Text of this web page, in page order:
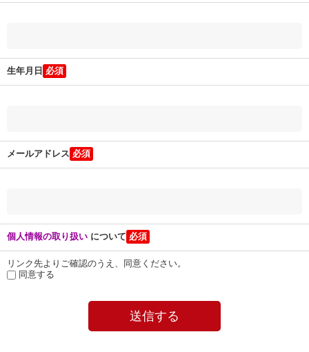
生年月日
メールアドレス
個人情報の取り扱い について
リンク先よりご確認のうえ、同意ください。
同意する